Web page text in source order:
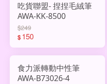
吃貨聯盟- 捏捏毛絨筆
AWA-KK-8500
$249
$150
食力派轉動中性筆
AWA-B73026-4